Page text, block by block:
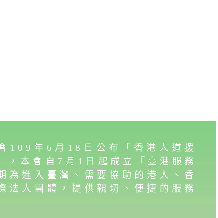
109年6月18日公布「香港人道援
，本會自7月1日起成立「臺港服務
為進入臺灣、需要協助的港人、香
法人團體，提供親切、便捷的服務